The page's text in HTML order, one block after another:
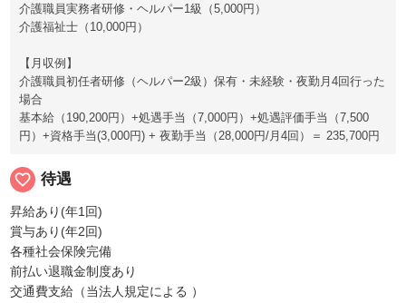
介護職員実務者研修・ヘルパー1級（5,000円）
介護福祉士（10,000円）
【月収例】
介護職員初任者研修（ヘルパー2級）保有・未経験・夜勤月4回行った
場合
基本給（190,200円）+処遇手当（7,000円）+処遇評価手当（7,500
円）+資格手当(3,000円) + 夜勤手当（28,000円/月4回）＝ 235,700円
favorite_border 待遇
昇給あり(年1回)
賞与あり(年2回)
各種社会保険完備
前払い退職金制度あり
交通費支給（当法人規定による ）